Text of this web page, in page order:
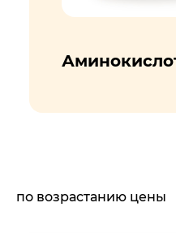
по возрастанию цены